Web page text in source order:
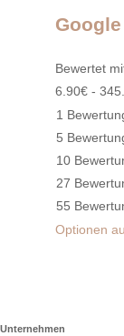
Bewertet
6.90€ -
1
5
10
27
55
Optionen
Unternehmen